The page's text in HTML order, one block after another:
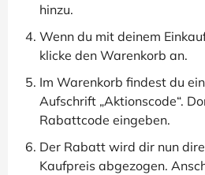
hinzu.
Wenn du mit deinem
klicke den Warenkorb an.
Im Warenkorb findest du
Aufschrift „Aktionscode“.
Rabattcode eingeben.
Der Rabatt wird dir nun
Kaufpreis abgezogen.